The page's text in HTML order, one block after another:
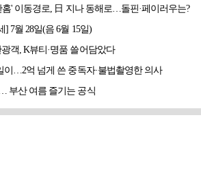
홈' 이동경로, 日 지나 동해로…돌핀·페이러우는?
] 7월 28일(음 6월 15일)
광객, K뷰티·명품 쓸어담았다
이…2억 넘게 쓴 중독자·불법촬영한 의사
부산 여름 즐기는 공식